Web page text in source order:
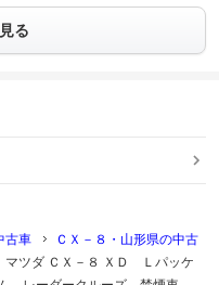
る
古車
ＣＸ－８・山形県の中古
マツダ ＣＸ－８ ＸＤ Ｌパッケ